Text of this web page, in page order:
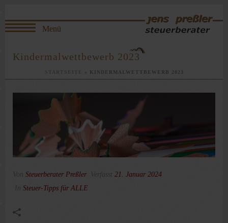
Kindermalwettbewerb 2023
» KINDERMALWETTBEWERB 2023
Von Steuerberater Preßler Verfasst 21. Januar 2024
In Steuer-Tipps für ALLE